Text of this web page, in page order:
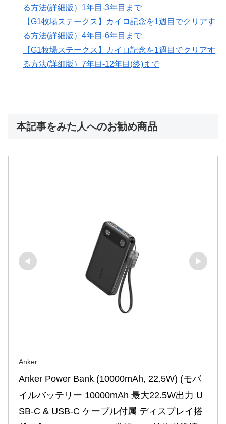
る方法(詳細版）1年目-3年目まで
【G1牧場ステークス】カイロ記念を1週目でクリアす
る方法(詳細版）4年目-6年目まで
【G1牧場ステークス】カイロ記念を1週目でクリアす
る方法(詳細版）7年目-12年目(終)まで
本記事をみた人へのお勧め商品
Anker
Anker Power Bank (10000mAh, 22.5W) (モバ
イルバッテリー 10000mAh 最大22.5W出力 U
SB-C & USB-C ケーブル付属 ディスプレイ搭